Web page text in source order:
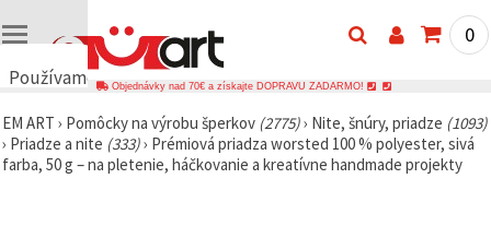
Používame
🍪
Používame
cookies a
0
Objednávky nad 70€ a získajte DOPRAVU ZADARMO!
EM ART › Pomôcky na výrobu šperkov (2775)› Nite, šnúry, priadze (1093)
› Priadze a nite (333)› Prémiová priadza worsted 100 % polyester, sivá
farba, 50 g – na pletenie, háčkovanie a kreatívne handmade projekty